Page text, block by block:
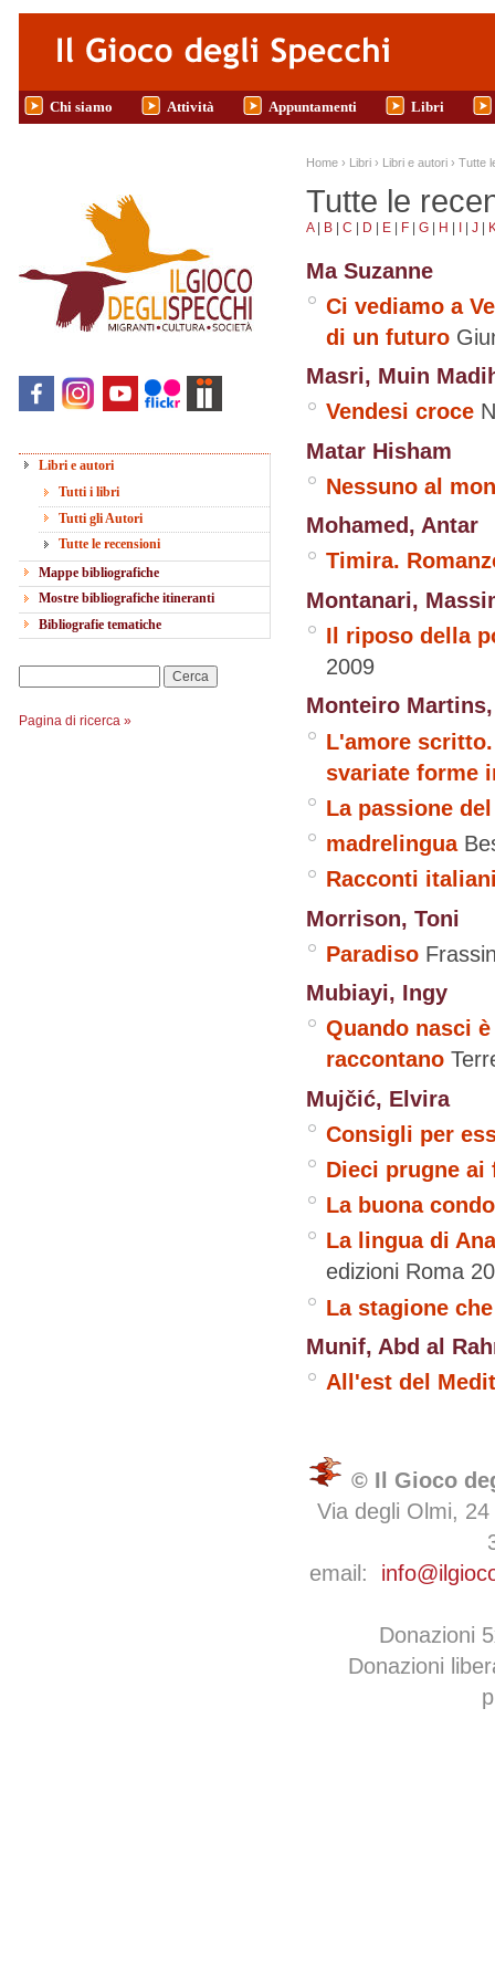
Salta al contenuto principale
Chi siamo Attività Appuntamenti Libri
Libri e autori
Tutti i libri
Tutti gli Autori
Tutte le recensioni
Mappe bibliografiche
Mostre bibliografiche itineranti
Bibliografie tematiche
Pagina di ricerca »
Tu sei qui
Home › Libri › Libri e autori › Tutte
Tutte le
A | B | C | D | E | F | G | H | I | J |
Ma Suzanne
Ci vediamo a
di un futuro
Masri, Muin
Vendesi croce
Matar Hisham
Nessuno al
Mohamed, Antar
Timira.
Montanari,
Il riposo della
2009
Monteiro
L'amore
svariate forme
La passione
madrelingua
Racconti
Morrison, Toni
Paradiso
Mubiayi, Ingy
Quando nasci
raccontano
Mujčić, Elvira
Consigli per
Dieci prugne ai
La buona
La lingua di
edizioni Roma
La stagione
Munif, Abd al
All'est del
© Il Gioco
Via degli Olmi,
email:
Donazioni
Donazioni